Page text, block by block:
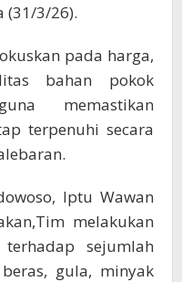
(31/3/26).
pada harga,
bahan pokok
memastikan
terpenuhi secara
Iptu Wawan
melakukan
sejumlah
gula, minyak